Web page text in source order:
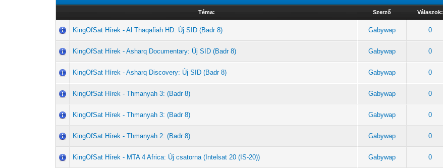
Téma: Szerző Válaszok:
KingOfSat Hírek - Al Thaqafiah HD: Új SID (Badr 8) Gabywap 0
KingOfSat Hírek - Asharq Documentary: Új SID (Badr 8) Gabywap 0
KingOfSat Hírek - Asharq Discovery: Új SID (Badr 8) Gabywap 0
KingOfSat Hírek - Thmanyah 3: (Badr 8) Gabywap 0
KingOfSat Hírek - Thmanyah 3: (Badr 8) Gabywap 0
KingOfSat Hírek - Thmanyah 2: (Badr 8) Gabywap 0
KingOfSat Hírek - MTA 4 Africa: Új csatorna (Intelsat 20 (IS-20)) Gabywap 0